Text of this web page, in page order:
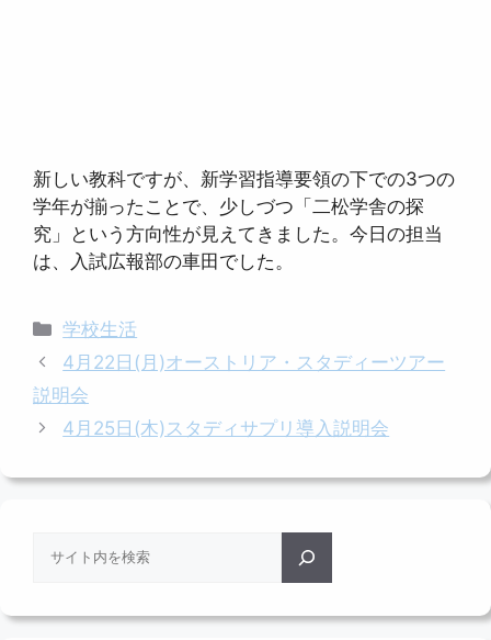
新しい教科ですが、新学習指導要領の下での3つの
学年が揃ったことで、少しづつ「二松学舎の探
究」という方向性が見えてきました。今日の担当
は、入試広報部の車田でした。
カ
テ
リ
ー
学校生活
4月22日(月)オーストリア・スタディーツアー
説明会
4月25日(木)スタディサプリ導入説明会